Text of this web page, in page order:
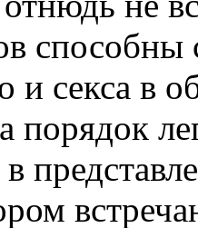
и секса в
порядок
в